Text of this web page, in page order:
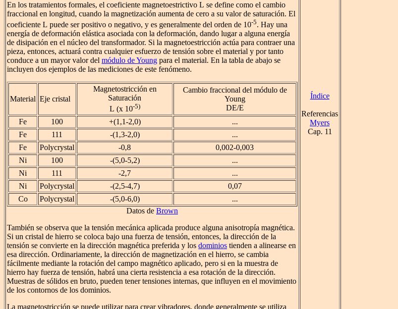
En los tratamientos formales, el coeficiente magnetoestrictivo L se define como el cambio
fraccional en longitud, cuando la magnetización aumenta de cero a su valor de saturación. El
coeficiente L puede ser positivo o negativo, y es generalmente del orden de 10-5. Hay una
energía de deformación elástica asociada con la deformación, dando lugar a alguna energía
de disipación en el núcleo del transformador. Si la magnetoestricción actúa para contraer una
pieza, entonces, actuará contra cualquier esfuerzo de tensión sobre el material y por tanto
conduce a un mayor valor del módulo de Young para el material. En la tabla de abajo se
incluyen dos ejemplos de las mediciones de este fenómeno.
Material Eje cristal
Magnetostricción en
Saturación
L (x 10-5)
Cambio fraccional del módulo de
Young
DE/E
Fe
100 +(1,1-2,0)
...
Fe
111 -(1,3-2,0)
...
Fe
Polycrystal -0,8
0,002-0,003
Ni
100 -(5,0-5,2)
...
Ni
111 -2,7
...
Ni
Polycrystal -(2,5-4,7)
0,07
Co
Polycrystal -(5,0-6,0)
...
Datos de Brown
También se observa que la tensión mecánica aplicada produce alguna anisotropía magnética.
Si un cristal de hierro se coloca bajo una fuerza de tensión, entonces, la dirección de la
tensión se convierte en la dirección magnética preferida y los dominios tienden a alinearse en
esa dirección. Ordinariamente, la dirección de magnetización en el hierro, se cambia
fácilmente mediante la rotación del campo magnético aplicado, pero si en la muestra de
hierro hay fuerza de tensión, habrá una cierta resistencia a esa rotación de la dirección.
Muestras de sólidos en bruto, pueden tener tensiones internas, que influyen en el movimiento
de los contornos de los dominios.
La magnetostricción se puede utilizar para crear vibradores, donde generalmente se utiliza
Índice
Referencias
Myers
Cap. 11